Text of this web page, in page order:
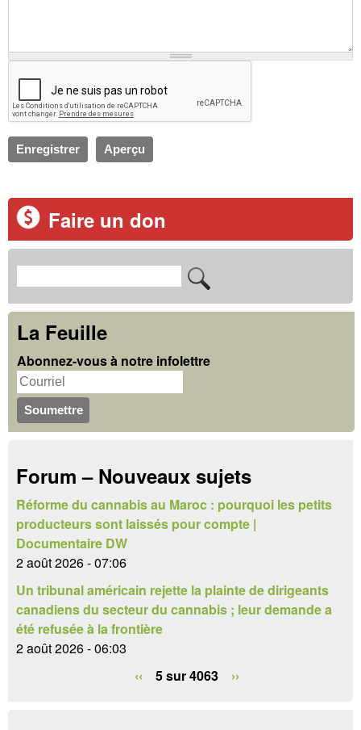
Faire un don
F
o
r
m
u
l
i
r
e
d
e
r
e
c
h
e
r
c
e
r
La Feuille
Abonnez-vous à notre infolettre
Forum – Nouveaux sujets
Réforme du cannabis au Maroc : pourquoi les petits
producteurs sont laissés pour compte |
Documentaire DW
2 août 2026 - 07:06
Un tribunal américain rejette la plainte de dirigeants
canadiens du secteur du cannabis ; leur demande a
été refusée à la frontière
2 août 2026 - 06:03
‹‹
5 sur 4063 ››